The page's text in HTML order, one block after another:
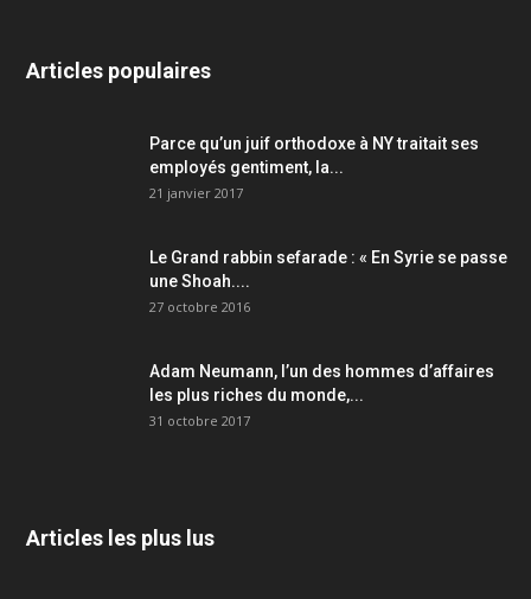
Articles populaires
Parce qu’un juif orthodoxe à NY traitait ses
employés gentiment, la...
21 janvier 2017
Le Grand rabbin sefarade : « En Syrie se passe
une Shoah....
27 octobre 2016
Adam Neumann, l’un des hommes d’affaires
les plus riches du monde,...
31 octobre 2017
Articles les plus lus